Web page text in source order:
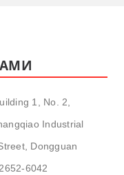
1, No. 2,
Industrial
Dongguan
6042